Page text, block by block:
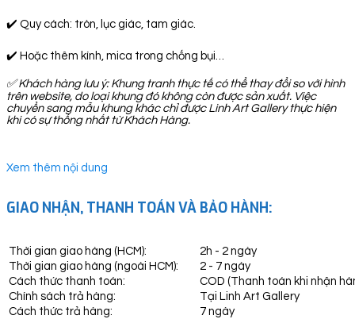
✔️ Quy cách: tròn, lục giác, tam giác.
✔️ Hoặc thêm kính, mica trong chống bụi…
✅Khách hàng lưu ý: Khung tranh thực tế có thể thay đổi so với hình
trên website, do loại khung đó không còn được sản xuất. Việc
chuyển sang mẫu khung khác chỉ được Linh Art Gallery thực hiện
khi có sự thống nhất từ Khách Hàng.
Xem thêm nội dung
GIAO NHẬN, THANH TOÁN VÀ BẢO HÀNH:
Thời gian giao hàng (HCM):
2h - 2 ngày
Thời gian giao hàng (ngoài HCM):
2 - 7 ngày
Cách thức thanh toán:
COD (Thanh toán khi nhận
Chính sách trả hàng:
Tại Linh Art Gallery
Cách thức trả hàng:
7 ngày